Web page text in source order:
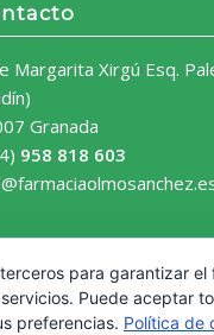
Margarita Xirgú Esq.
Granada
958 818 603
para garantizar
Puede aceptar
preferencias. Política de